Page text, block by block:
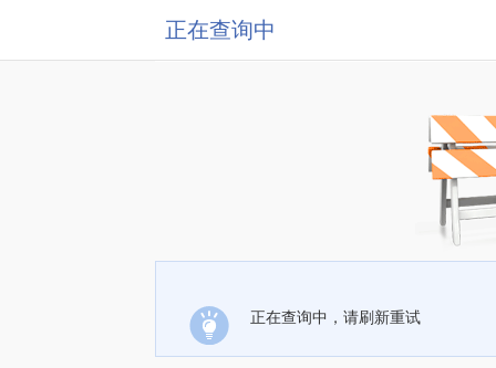
正在查询中
正在查询中，请刷新重试